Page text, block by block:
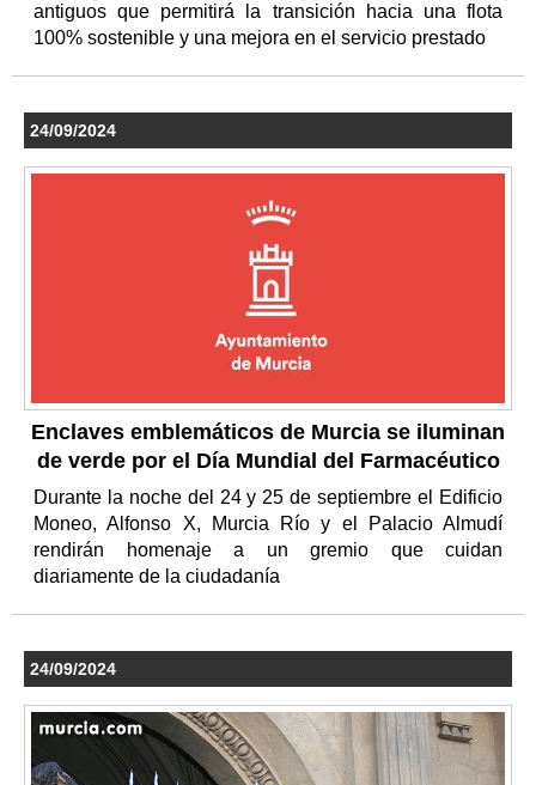
antiguos que permitirá la transición hacia una flota
100% sostenible y una mejora en el servicio prestado
24/09/2024
Enclaves emblemáticos de Murcia se iluminan
de verde por el Día Mundial del Farmacéutico
Durante la noche del 24 y 25 de septiembre el Edificio
Moneo, Alfonso X, Murcia Río y el Palacio Almudí
rendirán homenaje a un gremio que cuidan
diariamente de la ciudadanía
24/09/2024